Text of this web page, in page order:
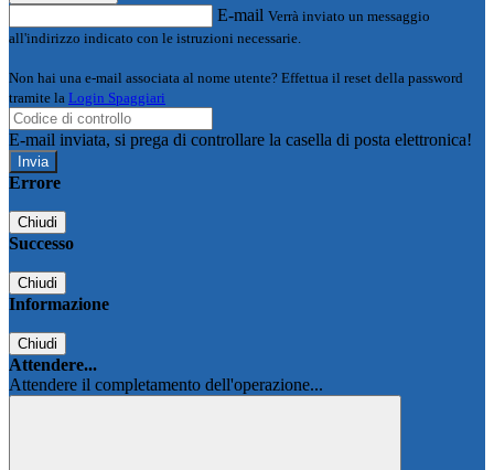
E-mail Verrà inviato un messaggio
all'indirizzo indicato con le istruzioni necessarie.
Non hai una e-mail associata al nome utente? Effettua il reset della password
tramite la Login Spaggiari
E-mail inviata, si prega di controllare la casella di posta elettronica!
Errore
Chiudi
Successo
Chiudi
Informazione
Chiudi
Attendere...
Attendere il completamento dell'operazione...